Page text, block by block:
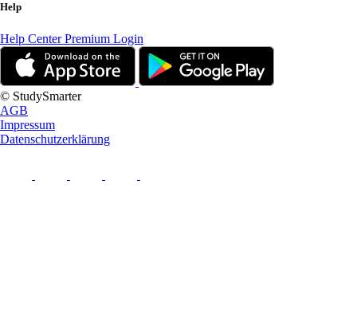
Help
Help CenterPremium Login
© StudySmarter
AGB
Impressum
Datenschutzerklärung